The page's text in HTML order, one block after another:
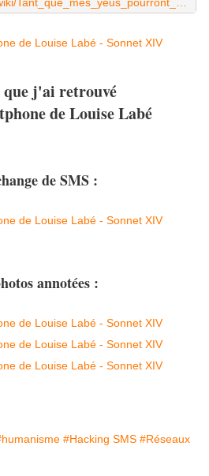
que j'ai retrouvé
de Louise Labé
de SMS :
annotées :
#Hacking SMS #Réseaux